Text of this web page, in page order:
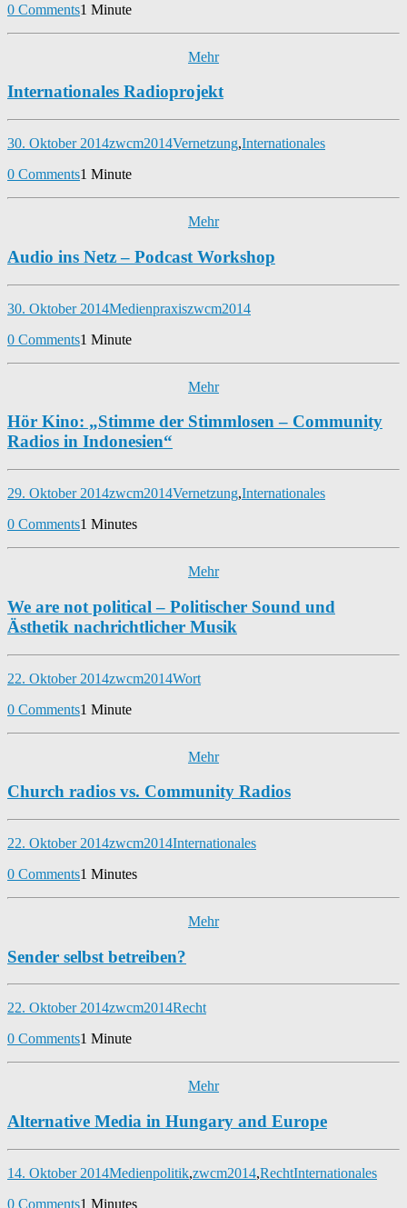
0 Comments1 Minute
Mehr
Internationales Radioprojekt
30. Oktober 2014zwcm2014Vernetzung,Internationales
0 Comments1 Minute
Mehr
Audio ins Netz – Podcast Workshop
30. Oktober 2014Medienpraxiszwcm2014
0 Comments1 Minute
Mehr
Hör Kino: „Stimme der Stimmlosen – Community
Radios in Indonesien“
29. Oktober 2014zwcm2014Vernetzung,Internationales
0 Comments1 Minutes
Mehr
We are not political – Politischer Sound und
Ästhetik nachrichtlicher Musik
22. Oktober 2014zwcm2014Wort
0 Comments1 Minute
Mehr
Church radios vs. Community Radios
22. Oktober 2014zwcm2014Internationales
0 Comments1 Minutes
Mehr
Sender selbst betreiben?
22. Oktober 2014zwcm2014Recht
0 Comments1 Minute
Mehr
Alternative Media in Hungary and Europe
14. Oktober 2014Medienpolitik,zwcm2014,RechtInternationales
0 Comments1 Minutes